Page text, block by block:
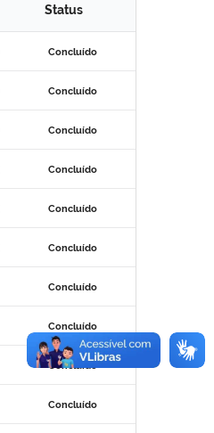
Status
Concluído
Concluído
Concluído
Concluído
Concluído
Concluído
Concluído
Concluído
Concluído
Concluído